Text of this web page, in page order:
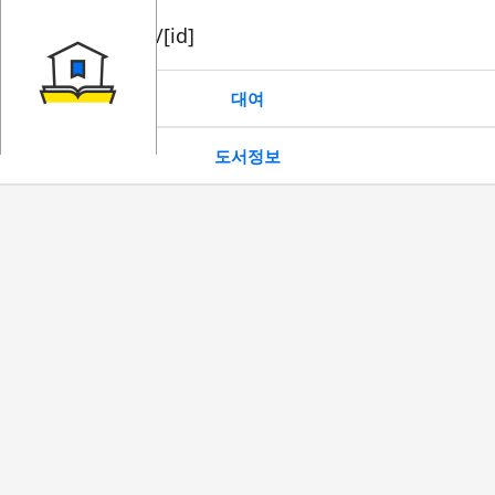
book/rent/[id]
대여
도서정보